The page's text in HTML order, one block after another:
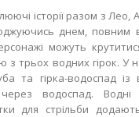
історії разом з Лео,
днем, повним
можуть
з трьох водних гірок. У
та гірка-водоспад
водоспад. Водні
для стрільби